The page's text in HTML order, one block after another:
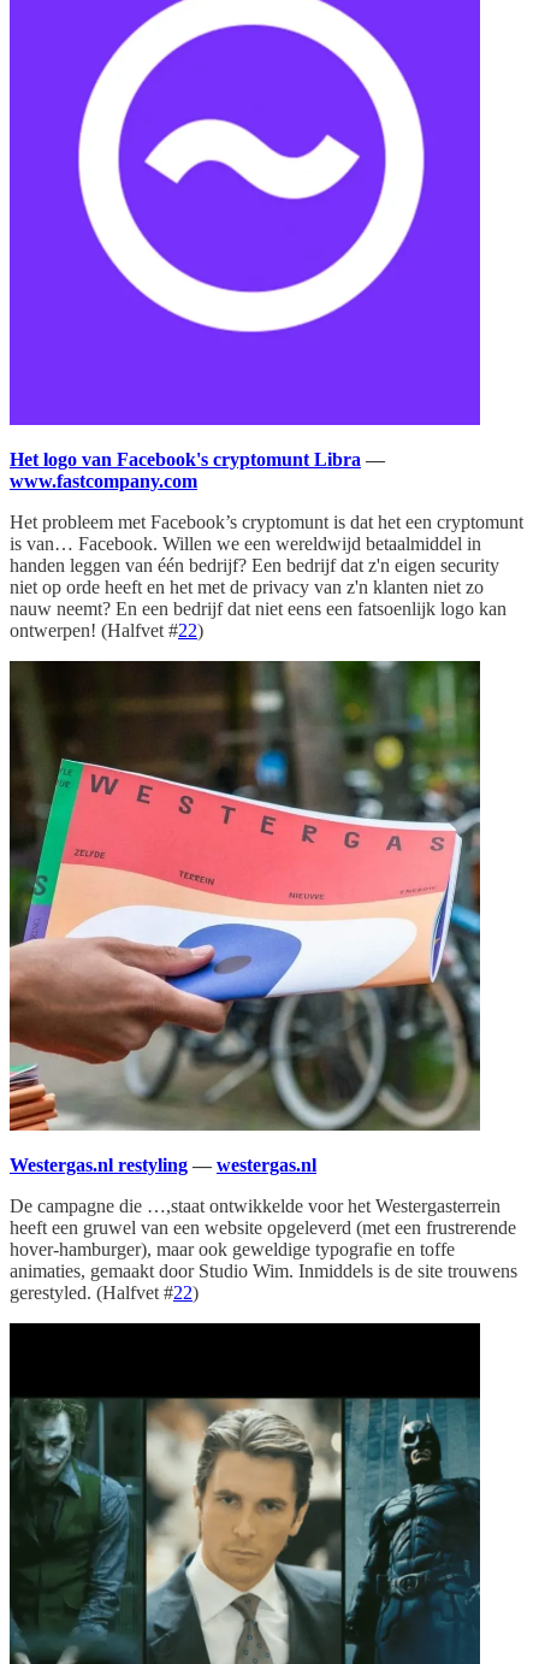
Het logo van Facebook's cryptomunt Libra —
www.fastcompany.com
Het probleem met Facebook’s cryptomunt is dat het een cryptomunt
is van… Facebook. Willen we een wereldwijd betaalmiddel in
handen leggen van één bedrijf? Een bedrijf dat z'n eigen security
niet op orde heeft en het met de privacy van z'n klanten niet zo
nauw neemt? En een bedrijf dat niet eens een fatsoenlijk logo kan
ontwerpen! (Halfvet #22)
Westergas.nl restyling — westergas.nl
De campagne die …,staat ontwikkelde voor het Westergasterrein
heeft een gruwel van een website opgeleverd (met een frustrerende
hover-hamburger), maar ook geweldige typografie en toffe
animaties, gemaakt door Studio Wim. Inmiddels is de site trouwens
gerestyled. (Halfvet #22)